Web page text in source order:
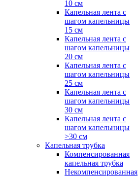
10 см
Капельная лента с
шагом капельницы
15 см
Капельная лента с
шагом капельницы
20 см
Капельная лента с
шагом капельницы
25 см
Капельная лента с
шагом капельницы
30 см
Капельная лента с
шагом капельницы
>30 см
Капельная трубка
Компенсированная
капельная трубка
Некомпенсированная